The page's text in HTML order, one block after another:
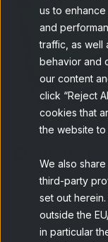
us to
and
traffic, as well
behavior and
our content
click “Reject
cookies that
the website
We also
third-party
set out
outside the
in particular
El nuevo